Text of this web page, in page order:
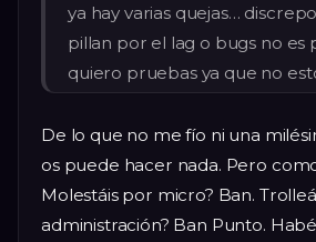
ya hay varias quejas…
pillan por el lag o bugs no
quiero pruebas ya que no
De lo que no me fío ni una
os puede hacer nada. Pero
Molestáis por micro? Ban.
administración? Ban Punto.